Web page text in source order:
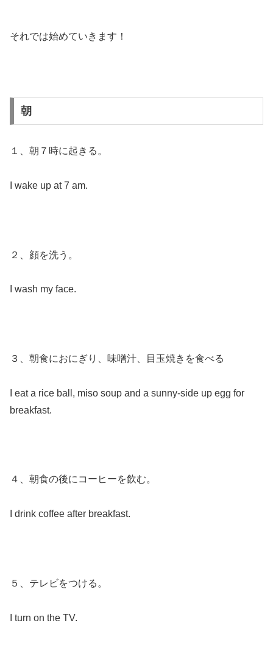
それでは始めていきます！
朝
１、朝７時に起きる。
I wake up at 7 am.
２、顔を洗う。
I wash my face.
３、朝食におにぎり、味噌汁、目玉焼きを食べる
I eat a rice ball, miso soup and a sunny-side up egg for
breakfast.
４、朝食の後にコーヒーを飲む。
I drink coffee after breakfast.
５、テレビをつける。
I turn on the TV.